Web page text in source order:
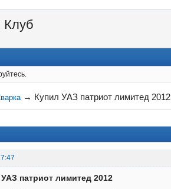
Клуб
→ Купил УАЗ патриот лимитед 2012
патриот лимитед 2012